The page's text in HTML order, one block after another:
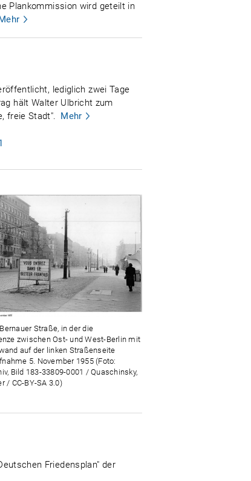
Plankommission wird geteilt in
lediglich zwei Tage
hält Walter Ulbricht zum
freie Stadt". Mehr
Straße, in der die
zwischen Ost- und West-Berlin mit
auf der linken Straßenseite
5. November 1955 (Foto:
Bild 183-33809-0001 / Quaschinsky,
/ CC-BY-SA 3.0)
Friedensplan" der